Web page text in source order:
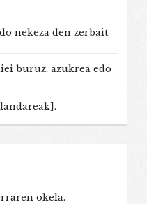
nekeza den zerbait
buruz, azukrea edo
okela.